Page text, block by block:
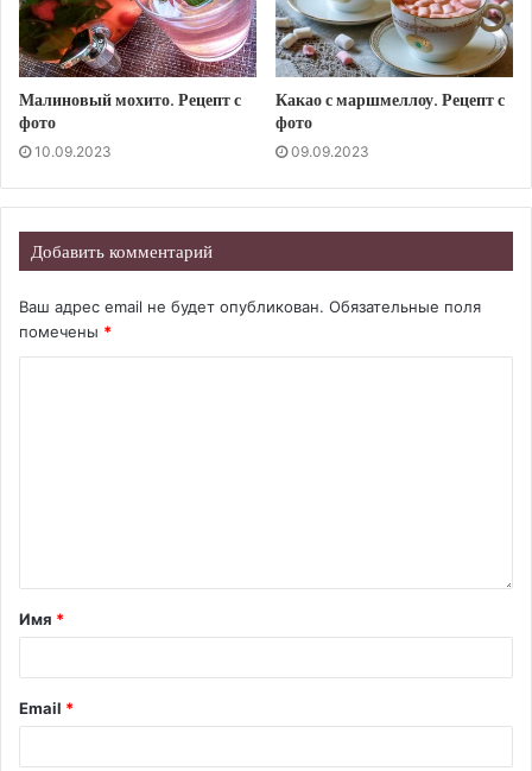
Малиновый мохито. Рецепт с
фото
10.09.2023
Какао с маршмеллоу. Рецепт с
фото
09.09.2023
Добавить комментарий
Ваш адрес email не будет опубликован. Обязательные поля
помечены *
Имя *
Email *